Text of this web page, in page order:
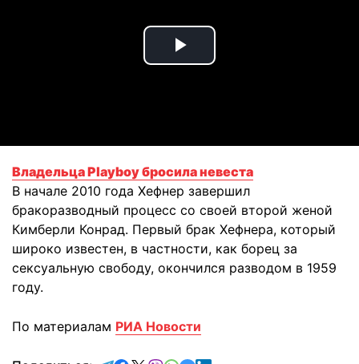
Play
Владельца Playboy бросила невеста
В начале 2010 года Хефнер завершил
бракоразводный процесс со своей второй женой
Кимберли Конрад. Первый брак Хефнера, который
широко известен, в частности, как борец за
сексуальную свободу, окончился разводом в 1959
году.
По материалам РИА Новости